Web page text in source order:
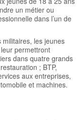
un métier ou
dans l’un de
les jeunes
permettront
dans quatre grands
; BTP,
aux entreprises,
et machines.